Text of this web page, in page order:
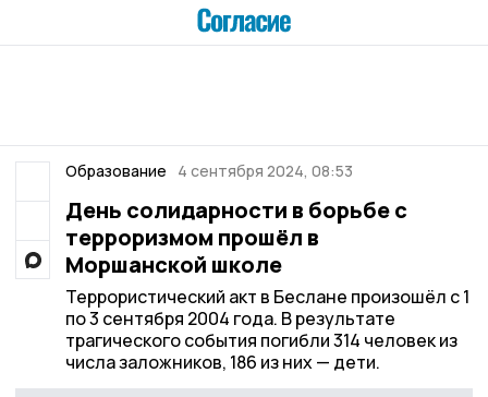
Образование 4 сентября 2024, 08:53
День солидарности в борьбе с
терроризмом прошёл в
Моршанской школе
Террористический акт в Беслане произошёл с 1
по 3 сентября 2004 года. В результате
трагического события погибли 314 человек из
числа заложников, 186 из них — дети.